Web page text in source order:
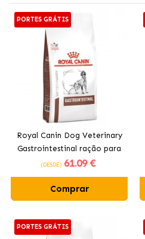
PORTES GRÁTIS
Royal Canin Dog Veterinary
Gastrointestinal ração para
cães
(DESDE) 61.09 €
Comprar
PORTES GRÁTIS